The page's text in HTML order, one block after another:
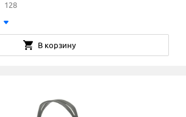
128
В корзину